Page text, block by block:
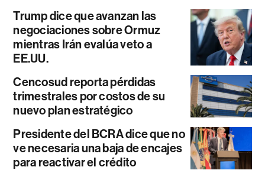
Trump dice que avanzan las
negociaciones sobre Ormuz
mientras Irán evalúa veto a
EE.UU.
Cencosud reporta pérdidas
trimestrales por costos de su
nuevo plan estratégico
Presidente del BCRA dice que no
ve necesaria una baja de encajes
para reactivar el crédito